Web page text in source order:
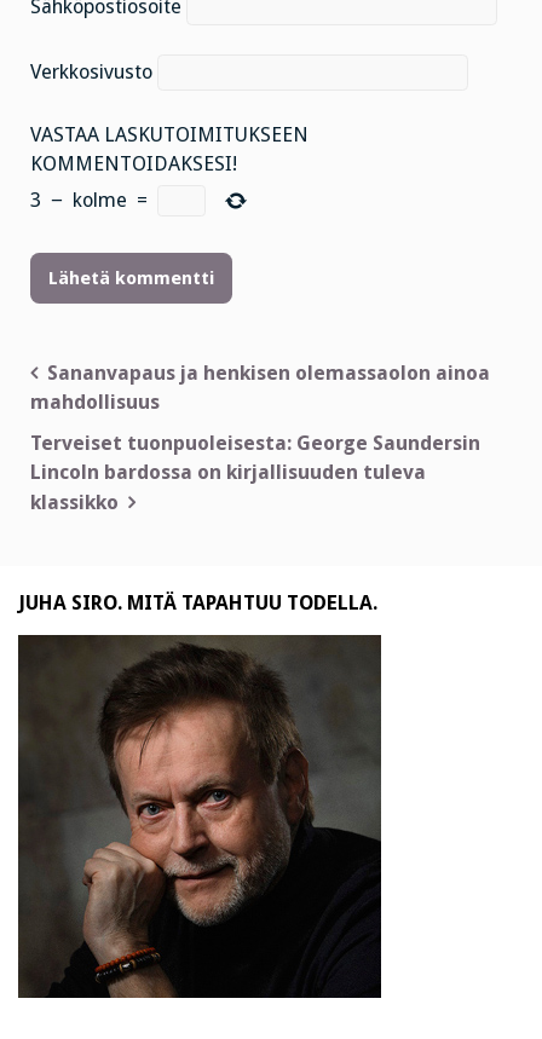
Sähköpostiosoite
Verkkosivusto
VASTAA LASKUTOIMITUKSEEN
KOMMENTOIDAKSESI!
3 − kolme =
Artikkelien
selaus
Sananvapaus ja henkisen olemassaolon ainoa
mahdollisuus
Terveiset tuonpuoleisesta: George Saundersin
Lincoln bardossa on kirjallisuuden tuleva
klassikko
JUHA SIRO. MITÄ TAPAHTUU TODELLA.